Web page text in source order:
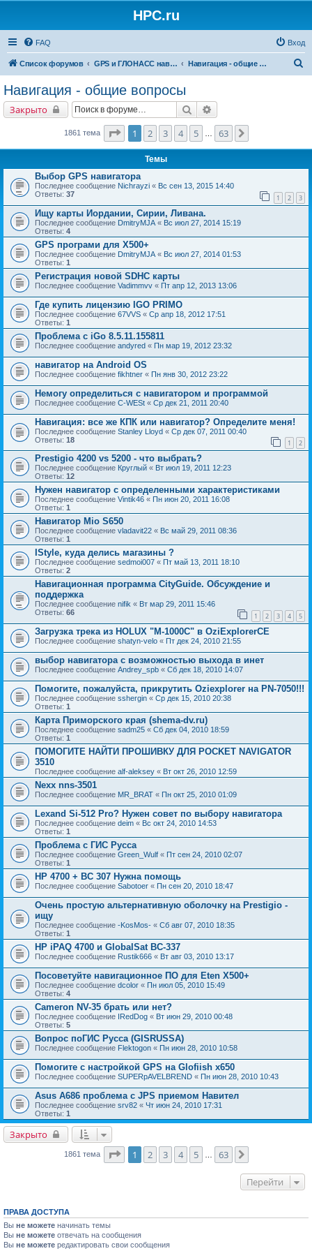
HPC.ru
FAQ Вход
Список форумов GPS и ГЛОНАСС навигация и оборудование для навигации Навигация - общие вопросы
Навигация - общие вопросы
Закрыто Поиск
1861 тема Страница1 из
1 2 3 4 5 63
Темы
Выбор GPS навигатора
Последнее сообщение Nichrayzi « Вс сен 13, 2015 14:40
Ответы: 37 1 2 3
Ищу карты Иордании, Сирии, Ливана.
Последнее сообщение DmitryMJA « Вс июл 27, 2014 15:19
Ответы: 4
GPS програми для Х500+
Последнее сообщение DmitryMJA « Вс июл 27, 2014 01:53
Ответы: 1
Регистрация новой SDHC карты
Последнее сообщение Vadimmvv « Пт апр 12, 2013 13:06
Где купить лицензию IGO PRIMO
Последнее сообщение 67VVS « Ср апр 18, 2012 17:51
Ответы: 1
Проблема с iGo 8.5.11.155811
Последнее сообщение andyred « Пн мар 19, 2012 23:32
навигатор на Android OS
Последнее сообщение fikhtner « Пн янв 30, 2012 23:22
Немогу определиться с навигатором и программой
Последнее сообщение C-WESt « Ср дек 21, 2011 20:40
Навигация: все же КПК или навигатор? Определите меня!
Последнее сообщение Stanley Lloyd « Ср дек 07, 2011 00:40
Ответы: 18 1 2
Prestigio 4200 vs 5200 - что выбрать?
Последнее сообщение Круглый « Вт июл 19, 2011 12:23
Ответы: 12
Нужен навигатор с определенными характеристиками
Последнее сообщение Vintik46 « Пн июн 20, 2011 16:08
Ответы: 1
Навигатор Mio S650
Последнее сообщение vladavit22 « Вс май 29, 2011 08:36
Ответы: 1
IStyle, куда делись магазины ?
Последнее сообщение sedmoi007 « Пт май 13, 2011 18:10
Ответы: 2
Навигационная программа CityGuide. Обсуждение и
поддержка
Последнее сообщение nifik « Вт мар 29, 2011 15:46
Ответы: 66 1 2 3 4 5
Загрузка трека из HOLUX "M-1000C" в OziExplorerCE
Последнее сообщение shatyn-velo « Пт дек 24, 2010 21:55
выбор навигатора с возможностью выхода в инет
Последнее сообщение Andrey_spb « Сб дек 18, 2010 14:07
Помогите, пожалуйста, прикрутить Oziexplorer на PN-7050!!!
Последнее сообщение sshergin « Ср дек 15, 2010 20:38
Ответы: 1
Карта Приморского края (shema-dv.ru)
Последнее сообщение sadm25 « Сб дек 04, 2010 18:59
Ответы: 1
ПОМОГИТЕ НАЙТИ ПРОШИВКУ ДЛЯ POCKET NAVIGATOR
3510
Последнее сообщение alf-aleksey « Вт окт 26, 2010 12:59
Nexx nns-3501
Последнее сообщение MR_BRAT « Пн окт 25, 2010 01:09
Lexand Si-512 Pro? Нужен совет по выбору навигатора
Последнее сообщение deim « Вс окт 24, 2010 14:53
Ответы: 1
Проблема с ГИС Русса
Последнее сообщение Green_Wulf « Пт сен 24, 2010 02:07
Ответы: 1
HP 4700 + BC 307 Нужна помощь
Последнее сообщение Sabotoer « Пн сен 20, 2010 18:47
Очень простую альтернативную оболочку на Prestigio -
ищу
Последнее сообщение -KosMos- « Сб авг 07, 2010 18:35
Ответы: 1
HP iPAQ 4700 и GlobalSat BC-337
Последнее сообщение Rustik666 « Вт авг 03, 2010 13:17
Посоветуйте навигационное ПО для Eten X500+
Последнее сообщение dcolor « Пн июл 05, 2010 15:49
Ответы: 4
Cameron NV-35 брать или нет?
Последнее сообщение IRedDog « Вт июн 29, 2010 00:48
Ответы: 5
Вопрос поГИС Русса (GISRUSSA)
Последнее сообщение Flektogon « Пн июн 28, 2010 10:58
Помогите с настройкой GPS на Glofiish x650
Последнее сообщение SUPERpAVELBREND « Пн июн 28, 2010 10:43
Asus A686 проблема с JPS приемом Навител
Последнее сообщение srv82 « Чт июн 24, 2010 17:31
Ответы: 1
Закрыто
1861 тема Страница1 из
1 2 3 4 5 63
Перейти
ПРАВА ДОСТУПА
Вы не можете начинать темы
Вы не можете отвечать на сообщения
Вы не можете редактировать свои сообщения